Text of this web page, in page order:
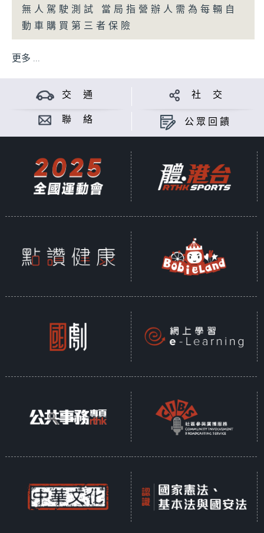
無人駕駛測試 當局指營辦人需為每輛自
動車購買第三者保險
更多 ...
交 通 社 交
聯 絡 公眾回饋